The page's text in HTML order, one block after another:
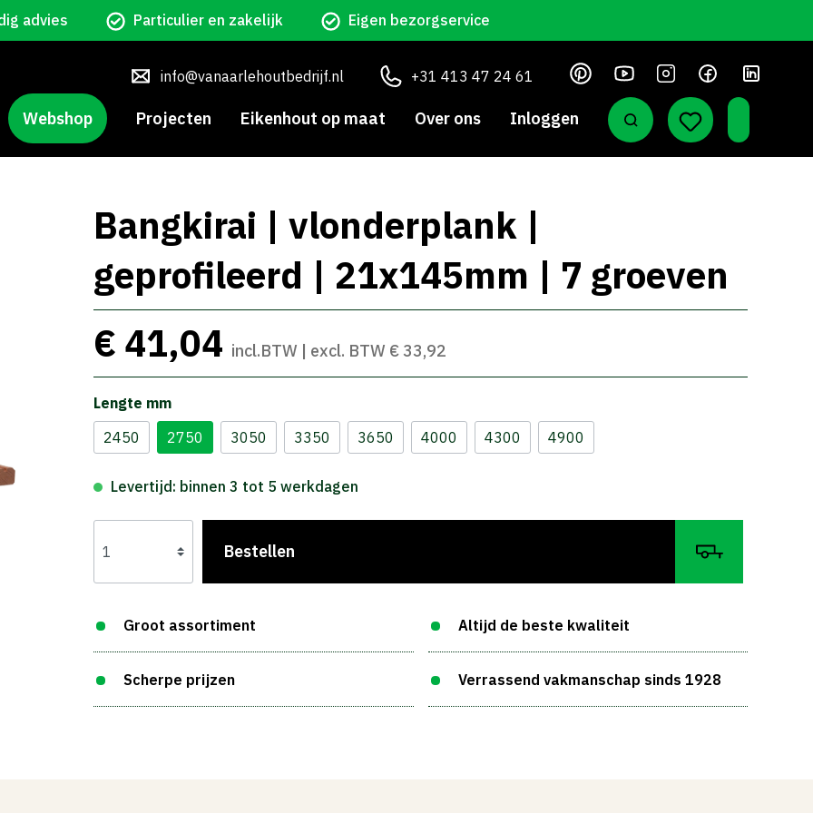
advies Particulier en zakelijk Eigen bezorgservice
info@vanaarlehoutbedrijf.nl +31 413 47 24 61
Webshop Projecten Eikenhout op maat Over ons Inloggen
Bangkirai | vlonderplank |
geprofileerd | 21x145mm | 7 groeven
€ 41,04 incl.BTW | excl. BTW € 33,92
Lengte mm
2450
2750 3050 3350 3650 4000 4300 4900
Levertijd: binnen 3 tot 5 werkdagen
Bestellen
Groot assortiment
Scherpe prijzen
Altijd de beste kwaliteit
Verrassend vakmanschap sinds 1928